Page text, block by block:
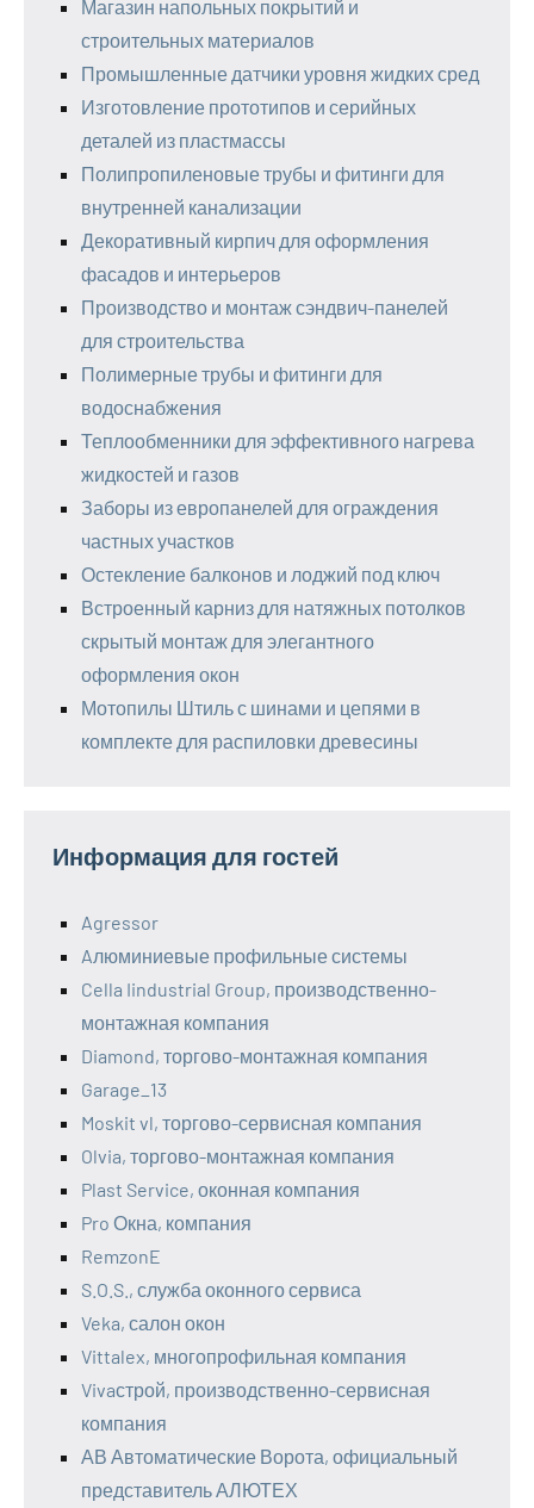
Магазин напольных покрытий и
строительных материалов
Промышленные датчики уровня жидких сред
Изготовление прототипов и серийных
деталей из пластмассы
Полипропиленовые трубы и фитинги для
внутренней канализации
Декоративный кирпич для оформления
фасадов и интерьеров
Производство и монтаж сэндвич-панелей
для строительства
Полимерные трубы и фитинги для
водоснабжения
Теплообменники для эффективного нагрева
жидкостей и газов
Заборы из европанелей для ограждения
частных участков
Остекление балконов и лоджий под ключ
Встроенный карниз для натяжных потолков
скрытый монтаж для элегантного
оформления окон
Мотопилы Штиль с шинами и цепями в
комплекте для распиловки древесины
Информация для гостей
Agressor
Aлюминиевые профильные системы
Cella Iindustrial Group, производственно-
монтажная компания
Diamond, торгово-монтажная компания
Garage_13
Moskit vl, торгово-сервисная компания
Olvia, торгово-монтажная компания
Plast Service, оконная компания
Pro Окна, компания
RemzonE
S.O.S., служба оконного сервиса
Veka, салон окон
Vittalex, многопрофильная компания
Vivaстрой, производственно-сервисная
компания
АВ Автоматические Ворота, официальный
представитель АЛЮТЕХ